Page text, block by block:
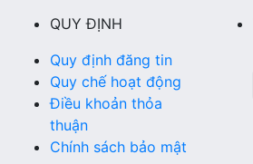
QUY ĐỊNH
Quy định đăng tin
Quy chế hoạt động
Điều khoản thỏa
thuận
Chính sách bảo mật